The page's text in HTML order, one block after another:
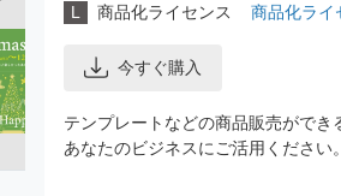
L 商品化ライセンス 商品化ライ
今すぐ購入
テンプレートなどの商品販売ができ
あなたのビジネスにご活用ください。